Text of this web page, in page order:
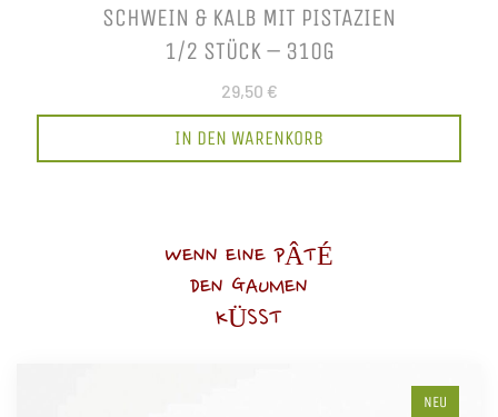
SCHWEIN & KALB MIT PISTAZIEN
1/2 STÜCK – 310G
29,50 €
IN DEN WARENKORB
WENN EINE PÂTÉ
DEN GAUMEN
KÜSST
NEU